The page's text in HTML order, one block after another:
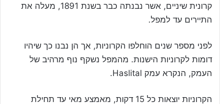
קרונית שיניים, אשר נבנתה כבר בשנת 1891, מעלה את
התיירים עד למפל.
לפני מספר שנים הוחלפו הקרוניות, אך הן נבנו כך שיהיו
דומות לקרוניות הישנות. מהמפל נשקף נוף מרהיב של
העמק, הנקרא עמק Haslital.
הקרוניות יוצאות כל 15 דקות, מאמצע מאי עד תחילת